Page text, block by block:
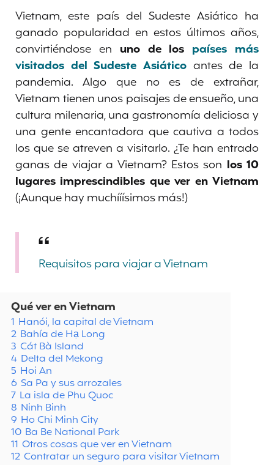
Vietnam, este país del Sudeste Asiático ha
ganado popularidad en estos últimos años,
convirtiéndose en uno de los países más
visitados del Sudeste Asiático antes de la
pandemia. Algo que no es de extrañar,
Vietnam tienen unos paisajes de ensueño, una
cultura milenaria, una gastronomía deliciosa y
una gente encantadora que cautiva a todos
los que se atreven a visitarlo. ¿Te han entrado
ganas de viajar a Vietnam? Estos son los 10
lugares imprescindibles que ver en Vietnam
(¡Aunque hay muchííísimos más!)
Requisitos para viajar a Vietnam
Qué ver en Vietnam
1 Hanói, la capital de Vietnam
2 Bahía de Hạ Long
3 Cát Bà Island
4 Delta del Mekong
5 Hoi An
6 Sa Pa y sus arrozales
7 La isla de Phu Quoc
8 Ninh Binh
9 Ho Chi Minh City
10 Ba Be National Park
11 Otros cosas que ver en Vietnam
12 Contratar un seguro para visitar Vietnam